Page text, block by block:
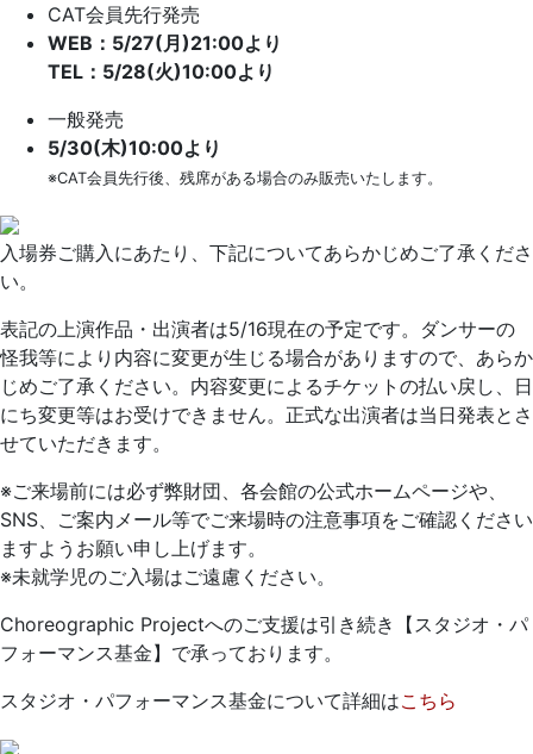
CAT会員先行発売
WEB：5/27(月)21:00より
TEL：5/28(火)10:00より
一般発売
5/30(木)10:00より
※CAT会員先行後、残席がある場合のみ販売いたします。
入場券ご購入にあたり、下記についてあらかじめご了承くださ
い。
表記の上演作品・出演者は5/16現在の予定です。ダンサーの
怪我等により内容に変更が生じる場合がありますので、あらか
じめご了承ください。内容変更によるチケットの払い戻し、日
にち変更等はお受けできません。正式な出演者は当日発表とさ
せていただきます。
※ご来場前には必ず弊財団、各会館の公式ホームページや、
SNS、ご案内メール等でご来場時の注意事項をご確認ください
ますようお願い申し上げます。
※未就学児のご入場はご遠慮ください。
Choreographic Projectへのご支援は引き続き【スタジオ・パ
フォーマンス基金】で承っております。
スタジオ・パフォーマンス基金について詳細はこちら